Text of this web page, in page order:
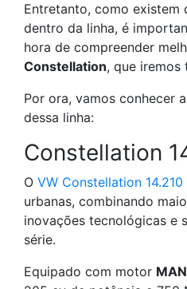
Entretanto, como existem
dentro da linha, é
hora de compreender
Constellation, que iremos
Por ora, vamos conhecer
dessa linha:
Constellation
O VW Constellation 14.210
urbanas, combinando
inovações tecnológicas e
série.
Equipado com motor